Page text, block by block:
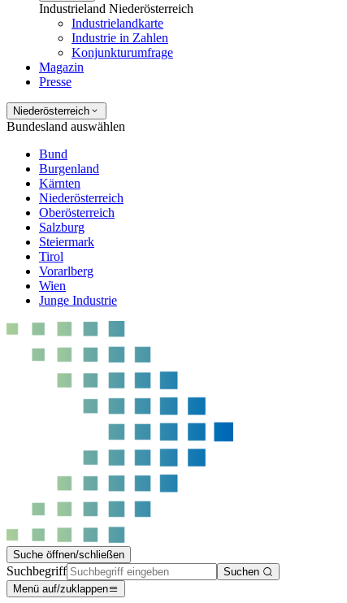
Industrieland Niederösterreich
Industrielandkarte
Industrie in Zahlen
Konjunkturumfrage
Magazin
Presse
Niederösterreich
Bundesland auswählen
Bund
Burgenland
Kärnten
Niederösterreich
Oberösterreich
Salzburg
Steiermark
Tirol
Vorarlberg
Wien
Junge Industrie
Suche öffnen/schließen
Suchbegriff
Suchen
Menü auf/zuklappen